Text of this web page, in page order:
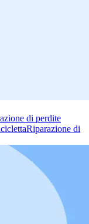
di perdite
Riparazione di